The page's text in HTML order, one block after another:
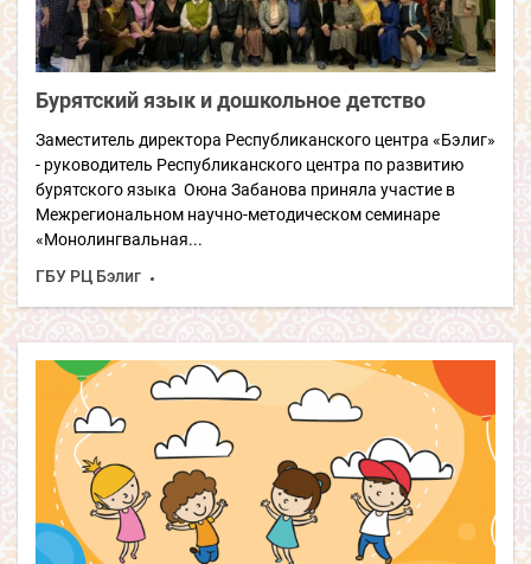
Бурятский язык и дошкольное детство
Заместитель директора Республиканского центра «Бэлиг»
- руководитель Республиканского центра по развитию
бурятского языка Оюна Забанова приняла участие в
Межрегиональном научно-методическом семинаре
«Монолингвальная...
ГБУ РЦ Бэлиг